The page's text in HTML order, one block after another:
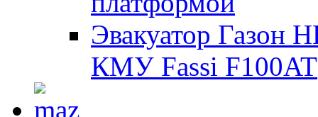
Эвакуатор Газон
КМУ Fassi F100AT